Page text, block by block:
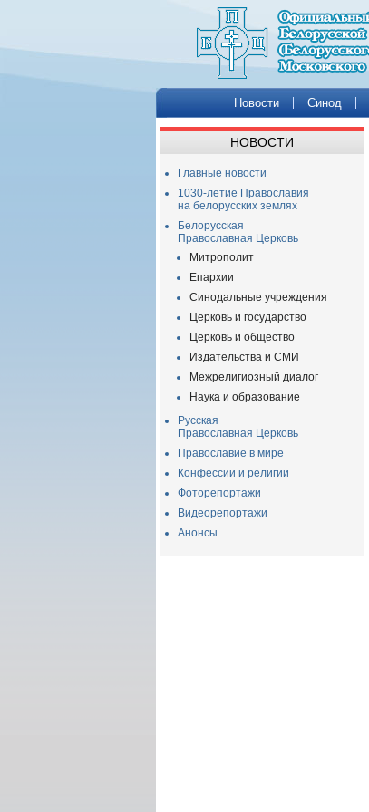
Новости Синод
НОВОСТИ
Главные новости
1030-летие Православия
на белорусских землях
Белорусская
Православная Церковь
Митрополит
Епархии
Синодальные учреждения
Церковь и государство
Церковь и общество
Издательства и СМИ
Межрелигиозный диалог
Наука и образование
Русская
Православная Церковь
Православие в мире
Конфессии и религии
Фоторепортажи
Видеорепортажи
Анонсы